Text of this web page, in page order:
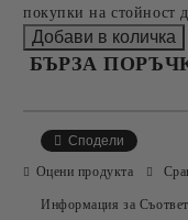
покупки на стойност
БЪРЗА
Сподели
Оцени продукта
Информация за